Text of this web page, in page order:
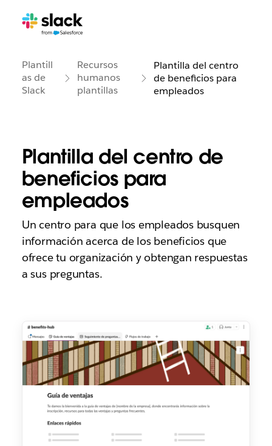
Plantill
as de
Slack
Recursos
humanos
plantillas
Plantilla del centro
de beneficios para
empleados
Plantilla del centro de
beneficios para
empleados
Un centro para que los empleados busquen
información acerca de los beneficios que
ofrece tu organización y obtengan respuestas
a sus preguntas.